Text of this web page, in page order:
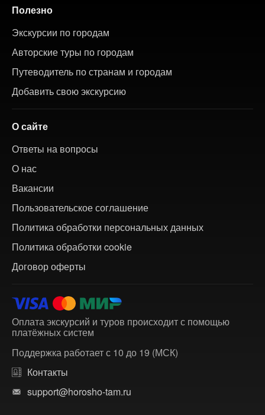
Полезно
Экскурсии по городам
Авторские туры по городам
Путеводитель по странам и городам
Добавить свою экскурсию
О сайте
Ответы на вопросы
О нас
Вакансии
Пользовательское соглашение
Политика обработки персональных данных
Политика обработки cookie
Договор оферты
Оплата экскурсий и туров происходит с помощью
платёжных систем
Поддержка работает с 10 до 19 (МСК)
Контакты
support@horosho-tam.ru